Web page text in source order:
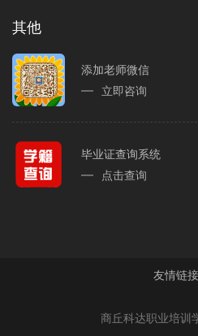
其他
添加老师微信
立即咨询
毕业证查询系统
点击查询
友情链接
商丘科达职业培训